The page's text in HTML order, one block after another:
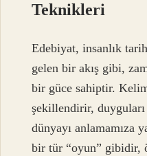
Teknikleri
Edebiyat, insanlık
gelen bir akış gibi,
bir güce sahiptir.
şekillendirir, duyguları
dünyayı anlamamıza
bir tür “oyun” gibidir,